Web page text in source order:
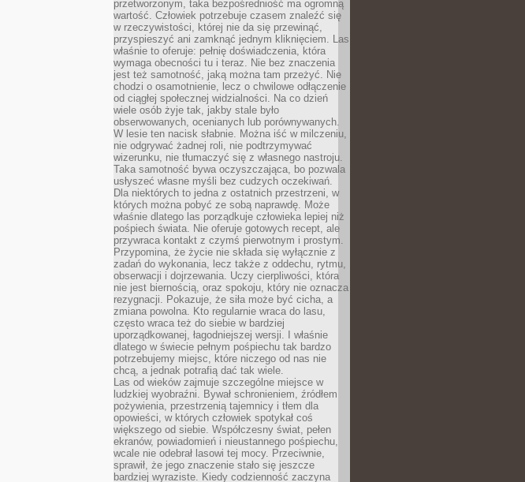
przetworzonym, taka bezpośredniość ma ogromną
wartość. Człowiek potrzebuje czasem znaleźć się
w rzeczywistości, której nie da się przewinąć,
przyspieszyć ani zamknąć jednym kliknięciem. Las
właśnie to oferuje: pełnię doświadczenia, która
wymaga obecności tu i teraz. Nie bez znaczenia
jest też samotność, jaką można tam przeżyć. Nie
chodzi o osamotnienie, lecz o chwilowe odłączenie
od ciągłej społecznej widzialności. Na co dzień
wiele osób żyje tak, jakby stale było
obserwowanych, ocenianych lub porównywanych.
W lesie ten nacisk słabnie. Można iść w milczeniu,
nie odgrywać żadnej roli, nie podtrzymywać
wizerunku, nie tłumaczyć się z własnego nastroju.
Taka samotność bywa oczyszczająca, bo pozwala
usłyszeć własne myśli bez cudzych oczekiwań.
Dla niektórych to jedna z ostatnich przestrzeni, w
których można pobyć ze sobą naprawdę. Może
właśnie dlatego las porządkuje człowieka lepiej niż
pośpiech świata. Nie oferuje gotowych recept, ale
przywraca kontakt z czymś pierwotnym i prostym.
Przypomina, że życie nie składa się wyłącznie z
zadań do wykonania, lecz także z oddechu, rytmu,
obserwacji i dojrzewania. Uczy cierpliwości, która
nie jest biernością, oraz spokoju, który nie oznacza
rezygnacji. Pokazuje, że siła może być cicha, a
zmiana powolna. Kto regularnie wraca do lasu,
często wraca też do siebie w bardziej
uporządkowanej, łagodniejszej wersji. I właśnie
dlatego w świecie pełnym pośpiechu tak bardzo
potrzebujemy miejsc, które niczego od nas nie
chcą, a jednak potrafią dać tak wiele.
Las od wieków zajmuje szczególne miejsce w
ludzkiej wyobraźni. Bywał schronieniem, źródłem
pożywienia, przestrzenią tajemnicy i tłem dla
opowieści, w których człowiek spotykał coś
większego od siebie. Współczesny świat, pełen
ekranów, powiadomień i nieustannego pośpiechu,
wcale nie odebrał lasowi tej mocy. Przeciwnie,
sprawił, że jego znaczenie stało się jeszcze
bardziej wyraziste. Kiedy codzienność zaczyna